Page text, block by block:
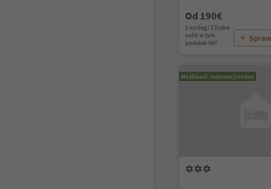
Od 190€
1 nocleg / 2 liczba
osób w tym
podatek VAT
Możliwość rezerwacji online